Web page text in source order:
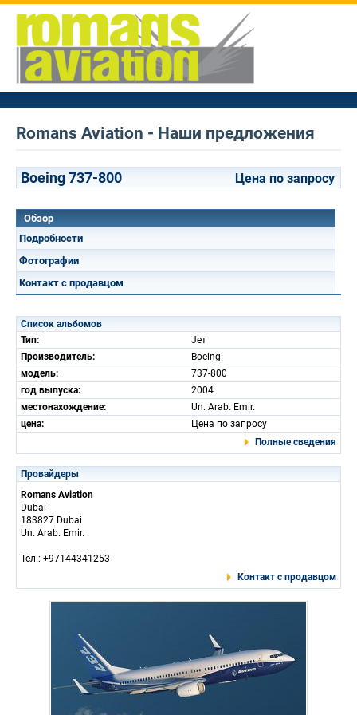
Romans Aviation - Наши предложения
Boeing 737-800 Цена по запросу
Обзор
Подробности
Фотографии
Контакт с продавцом
Список альбомов
Тип:
Jет
Производитель:
Boeing
модель:
737-800
год выпуска:
2004
местонахождение:
Un. Arab. Emir.
цена:
Цена по запросу
Полные сведения
Провайдеры
Romans Aviation
Dubai
183827 Dubai
Un. Arab. Emir.
Тел.: +97144341253
Контакт с продавцом